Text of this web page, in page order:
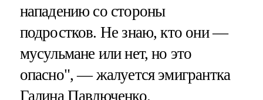
нападению со стороны
подростков. Не знаю, кто они —
мусульмане или нет, но это
опасно", — жалуется эмигрантка
Галина Павлюченко.